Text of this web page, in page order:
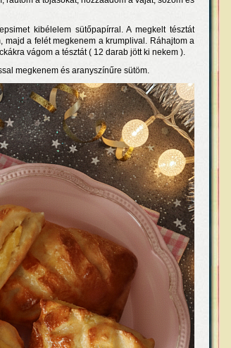
kibélelem sütőpapírral. A megkelt tésztát
majd a felét megkenem a krumplival. Ráhajtom a
vágom a tésztát ( 12 darab jött ki nekem ).
megkenem és aranyszínűre sütöm.